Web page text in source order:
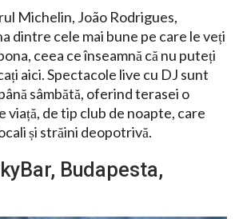
Michelin, João Rodrigues,
dintre cele mai bune pe care le veți
ceea ce înseamnă că nu puteți
aici. Spectacole live cu DJ sunt
sâmbătă, oferind terasei o
viață, de tip club de noapte, care
și străini deopotrivă.
Budapesta,